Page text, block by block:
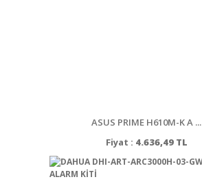
ASUS PRIME H610M-K A ...
Fiyat : 4.636,49 TL